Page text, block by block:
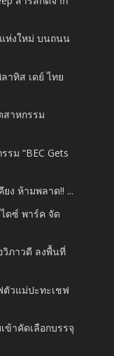
ห่งใหม่ บนถนน
าทิส เดย์ ไทย
าหกรรม
รม “BEC Gets
ง ห้ามพลาด‼️ ...
ดซ์ พาร์ค จัด
วิภาวดี ลงพื้นที่
ตัวแม่ปะทะเชฟ
ข้าคัดเลือกบรรจุ